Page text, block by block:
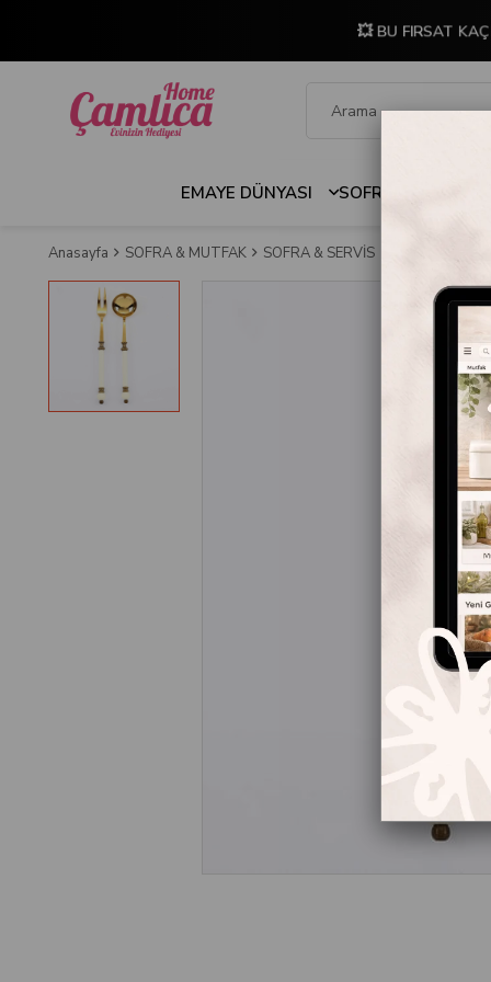
💥 BU FIRSAT
EMAYE DÜNYASI SOFRA & MUTFAK
Anasayfa SOFRA & MUTFAK SOFRA & SERVİS